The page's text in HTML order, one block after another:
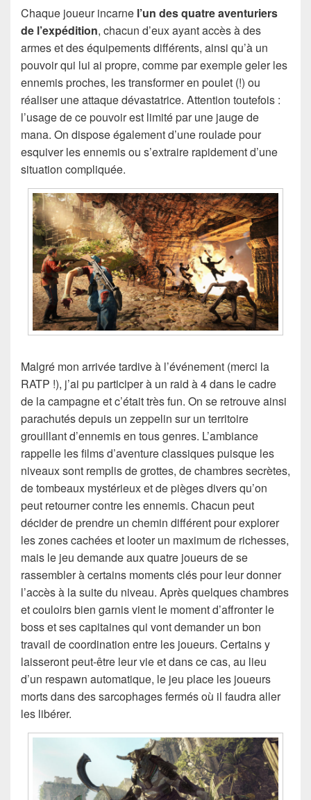
Chaque joueur incarne l’un des quatre aventuriers
de l’expédition, chacun d’eux ayant accès à des
armes et des équipements différents, ainsi qu’à un
pouvoir qui lui ai propre, comme par exemple geler les
ennemis proches, les transformer en poulet (!) ou
réaliser une attaque dévastatrice. Attention toutefois :
l’usage de ce pouvoir est limité par une jauge de
mana. On dispose également d’une roulade pour
esquiver les ennemis ou s’extraire rapidement d’une
situation compliquée.
Malgré mon arrivée tardive à l’événement (merci la
RATP !), j’ai pu participer à un raid à 4 dans le cadre
de la campagne et c’était très fun. On se retrouve ainsi
parachutés depuis un zeppelin sur un territoire
grouillant d’ennemis en tous genres. L’ambiance
rappelle les films d’aventure classiques puisque les
niveaux sont remplis de grottes, de chambres secrètes,
de tombeaux mystérieux et de pièges divers qu’on
peut retourner contre les ennemis. Chacun peut
décider de prendre un chemin différent pour explorer
les zones cachées et looter un maximum de richesses,
mais le jeu demande aux quatre joueurs de se
rassembler à certains moments clés pour leur donner
l’accès à la suite du niveau. Après quelques chambres
et couloirs bien garnis vient le moment d’affronter le
boss et ses capitaines qui vont demander un bon
travail de coordination entre les joueurs. Certains y
laisseront peut-être leur vie et dans ce cas, au lieu
d’un respawn automatique, le jeu place les joueurs
morts dans des sarcophages fermés où il faudra aller
les libérer.